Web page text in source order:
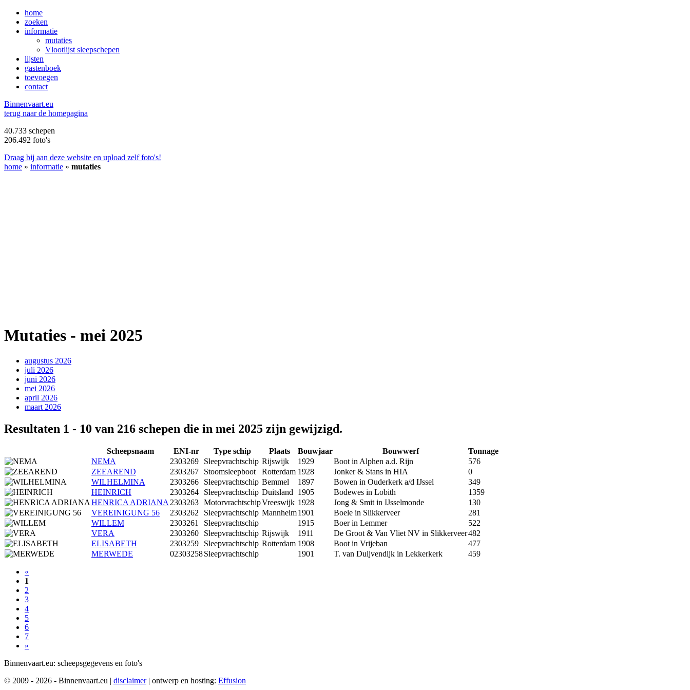
home
zoeken
informatie
mutaties
Vlootlijst sleepschepen
lijsten
gastenboek
toevoegen
contact
Binnenvaart.eu
terug naar de homepagina
40.733 schepen
206.492 foto's
Draag bij aan deze website en upload zelf foto's!
home » informatie » mutaties
Mutaties - mei 2025
augustus 2026
juli 2026
juni 2026
mei 2026
april 2026
maart 2026
Resultaten 1 - 10 van 216 schepen die in mei 2025 zijn gewijzigd.
Scheepsnaam ENI-nr Type schip Plaats Bouwjaar Bouwwerf
Tonnage
NEMA
2303269 Sleepvrachtschip Rijswijk 1929 Boot in Alphen a.d. Rijn
576
ZEEAREND
2303267 Stoomsleepboot Rotterdam 1928 Jonker & Stans in HIA
0
WILHELMINA
2303266 Sleepvrachtschip Bemmel 1897 Bowen in Ouderkerk a/d IJssel
349
HEINRICH
2303264 Sleepvrachtschip Duitsland 1905 Bodewes in Lobith
1359
HENRICA ADRIANA 2303263 MotorvrachtschipVreeswijk 1928 Jong & Smit in IJsselmonde
130
VEREINIGUNG 56
2303262 Sleepvrachtschip Mannheim1901 Boele in Slikkerveer
281
WILLEM
2303261 Sleepvrachtschip 1915 Boer in Lemmer
522
VERA
2303260 Sleepvrachtschip Rijswijk 1911 De Groot & Van Vliet NV in Slikkerveer482
ELISABETH
2303259 Sleepvrachtschip Rotterdam 1908 Boot in Vrijeban
477
MERWEDE
02303258Sleepvrachtschip 1901 T. van Duijvendijk in Lekkerkerk 459
«
1
2
3
4
5
6
7
»
Binnenvaart.eu: scheepsgegevens en foto's
© 2009 - 2026 - Binnenvaart.eu | disclaimer | ontwerp en hosting: Effusion